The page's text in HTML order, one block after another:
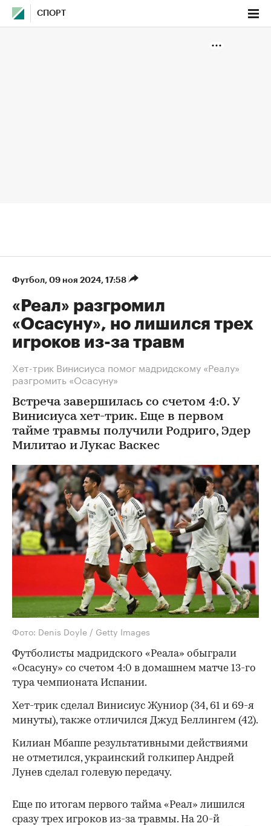
СПОРТ
Футбол⁠, 09 ноя 2024, 17:58
«Реал» разгромил
«Осасуну», но лишился трех
игроков из-за травм
Хет-трик Винисиуса помог мадридскому «Реалу»
разгромить «Осасуну»
Встреча завершилась со счетом 4:0. У
Винисиуса хет-трик. Еще в первом
тайме травмы получили Родриго, Эдер
Милитао и Лукас Васкес
Фото: Denis Doyle / Getty Images
Футболисты мадридского «Реала» обыграли
«Осасуну» со счетом 4:0 в домашнем матче 13-го
тура чемпионата Испании.
Хет-трик сделал Винисиус Жуниор (34, 61 и 69-я
минуты), также отличился Джуд Беллингем (42).
Килиан Мбаппе результативными действиями
не отметился, украинский голкипер Андрей
Лунев сделал голевую передачу.
Еще по итогам первого тайма «Реал» лишился
сразу трех игроков из-за травмы. На 20-й